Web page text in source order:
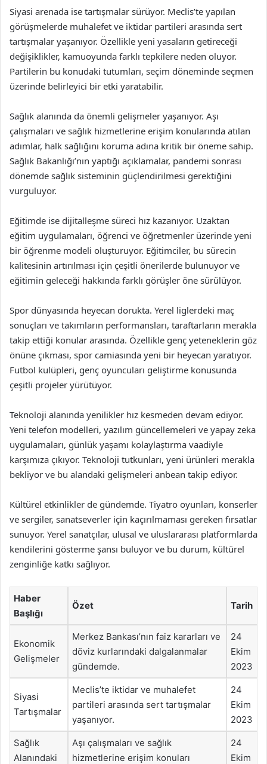
Siyasi arenada ise tartışmalar sürüyor. Meclis’te yapılan
görüşmelerde muhalefet ve iktidar partileri arasında sert
tartışmalar yaşanıyor. Özellikle yeni yasaların getireceği
değişiklikler, kamuoyunda farklı tepkilere neden oluyor.
Partilerin bu konudaki tutumları, seçim döneminde seçmen
üzerinde belirleyici bir etki yaratabilir.
Sağlık alanında da önemli gelişmeler yaşanıyor. Aşı
çalışmaları ve sağlık hizmetlerine erişim konularında atılan
adımlar, halk sağlığını koruma adına kritik bir öneme sahip.
Sağlık Bakanlığı’nın yaptığı açıklamalar, pandemi sonrası
dönemde sağlık sisteminin güçlendirilmesi gerektiğini
vurguluyor.
Eğitimde ise dijitalleşme süreci hız kazanıyor. Uzaktan
eğitim uygulamaları, öğrenci ve öğretmenler üzerinde yeni
bir öğrenme modeli oluşturuyor. Eğitimciler, bu sürecin
kalitesinin artırılması için çeşitli önerilerde bulunuyor ve
eğitimin geleceği hakkında farklı görüşler öne sürülüyor.
Spor dünyasında heyecan dorukta. Yerel liglerdeki maç
sonuçları ve takımların performansları, taraftarların merakla
takip ettiği konular arasında. Özellikle genç yeteneklerin göz
önüne çıkması, spor camiasında yeni bir heyecan yaratıyor.
Futbol kulüpleri, genç oyuncuları geliştirme konusunda
çeşitli projeler yürütüyor.
Teknoloji alanında yenilikler hız kesmeden devam ediyor.
Yeni telefon modelleri, yazılım güncellemeleri ve yapay zeka
uygulamaları, günlük yaşamı kolaylaştırma vaadiyle
karşımıza çıkıyor. Teknoloji tutkunları, yeni ürünleri merakla
bekliyor ve bu alandaki gelişmeleri anbean takip ediyor.
Kültürel etkinlikler de gündemde. Tiyatro oyunları, konserler
ve sergiler, sanatseverler için kaçırılmaması gereken fırsatlar
sunuyor. Yerel sanatçılar, ulusal ve uluslararası platformlarda
kendilerini gösterme şansı buluyor ve bu durum, kültürel
zenginliğe katkı sağlıyor.
Haber
Başlığı
Özet Tarih
Ekonomik
Gelişmeler
Merkez Bankası’nın faiz kararları ve
döviz kurlarındaki dalgalanmalar
gündemde.
24
Ekim
2023
Siyasi
Tartışmalar
Meclis’te iktidar ve muhalefet
partileri arasında sert tartışmalar
yaşanıyor.
24
Ekim
2023
Sağlık
Alanındaki
Aşı çalışmaları ve sağlık
hizmetlerine erişim konuları
24
Ekim